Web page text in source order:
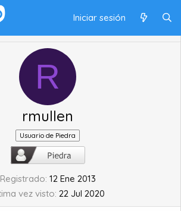
Iniciar sesión
R
rmullen
Usuario de Piedra
Registrado 12 Ene 2013
vez visto 22 Jul 2020